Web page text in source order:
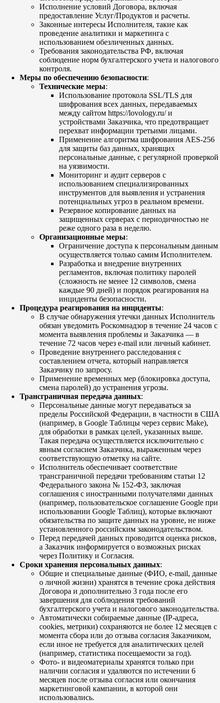
Исполнение условий Договора, включая
предоставление Услуг/Продуктов и расчеты.
Законные интересы Исполнителя, такие как
проведение аналитики и маркетинга с
использованием обезличенных данных.
Требования законодательства РФ, включая
соблюдение норм бухгалтерского учета и налогового
контроля.
Меры по обеспечению безопасности:
Технические меры:
Использование протокола SSL/TLS для
шифрования всех данных, передаваемых
между сайтом https://lovology.ru/ и
устройствами Заказчика, что предотвращает
перехват информации третьими лицами.
Применение алгоритма шифрования AES-256
для защиты баз данных, хранящих
персональные данные, с регулярной проверкой
на уязвимости.
Мониторинг и аудит серверов с
использованием специализированных
инструментов для выявления и устранения
потенциальных угроз в реальном времени.
Резервное копирование данных на
защищенных серверах с периодичностью не
реже одного раза в неделю.
Организационные меры:
Ограничение доступа к персональным данным
осуществляется только самим Исполнителем.
Разработка и внедрение внутренних
регламентов, включая политику паролей
(сложность не менее 12 символов, смена
каждые 90 дней) и порядок реагирования на
инциденты безопасности.
Процедура реагирования на инциденты:
В случае обнаружения утечки данных Исполнитель
обязан уведомить Роскомнадзор в течение 24 часов с
момента выявления проблемы и Заказчика — в
течение 72 часов через e-mail или личный кабинет.
Проведение внутреннего расследования с
составлением отчета, который направляется
Заказчику по запросу.
Применение временных мер (блокировка доступа,
смена паролей) до устранения угрозы.
Трансграничная передача данных:
Персональные данные могут передаваться за
пределы Российской Федерации, в частности в США
(например, в Google Таблицы через сервис Make),
для обработки в рамках целей, указанных выше.
Такая передача осуществляется исключительно с
явным согласием Заказчика, выраженным через
соответствующую отметку на сайте.
Исполнитель обеспечивает соответствие
трансграничной передачи требованиям статьи 12
Федерального закона № 152-ФЗ, заключая
соглашения с иностранными получателями данных
(например, пользовательское соглашение Google при
использовании Google Таблиц), которые включают
обязательства по защите данных на уровне, не ниже
установленного российским законодательством.
Перед передачей данных проводится оценка рисков,
а Заказчик информируется о возможных рисках
через Политику и Согласия.
Сроки хранения персональных данных:
Общие и специальные данные (ФИО, e-mail, данные
о личной жизни) хранятся в течение срока действия
Договора и дополнительно 3 года после его
завершения для соблюдения требований
бухгалтерского учета и налогового законодательства.
Автоматически собираемые данные (IP-адреса,
cookies, метрики) сохраняются не более 12 месяцев с
момента сбора или до отзыва согласия Заказчиком,
если иное не требуется для аналитических целей
(например, статистика посещаемости за год).
Фото- и видеоматериалы хранятся только при
наличии согласия и удаляются по истечении 6
месяцев после отзыва согласия или окончания
маркетинговой кампании, в которой они
использовались.